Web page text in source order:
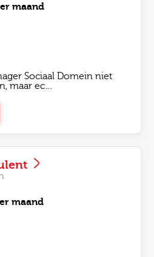
maand
Sociaal Domein niet
maar ec…
maand